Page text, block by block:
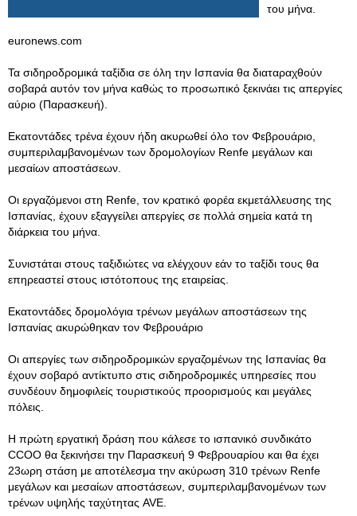
του μήνα.
euronews.com
Τα σιδηροδρομικά ταξίδια σε όλη την Ισπανία θα διαταραχθούν
σοβαρά αυτόν τον μήνα καθώς το προσωπικό ξεκινάει τις απεργίες
αύριο (Παρασκευή).
Εκατοντάδες τρένα έχουν ήδη ακυρωθεί όλο τον Φεβρουάριο,
συμπεριλαμβανομένων των δρομολογίων Renfe μεγάλων και
μεσαίων αποστάσεων.
Οι εργαζόμενοι στη Renfe, τον κρατικό φορέα εκμετάλλευσης της
Ισπανίας, έχουν εξαγγείλει απεργίες σε πολλά σημεία κατά τη
διάρκεια του μήνα.
Συνιστάται στους ταξιδιώτες να ελέγχουν εάν το ταξίδι τους θα
επηρεαστεί στους ιστότοπους της εταιρείας.
Εκατοντάδες δρομολόγια τρένων μεγάλων αποστάσεων της
Ισπανίας ακυρώθηκαν τον Φεβρουάριο
Οι απεργίες των σιδηροδρομικών εργαζομένων της Ισπανίας θα
έχουν σοβαρό αντίκτυπο στις σιδηροδρομικές υπηρεσίες που
συνδέουν δημοφιλείς τουριστικούς προορισμούς και μεγάλες
πόλεις.
Η πρώτη εργατική δράση που κάλεσε το ισπανικό συνδικάτο
CCOO θα ξεκινήσει την Παρασκευή 9 Φεβρουαρίου και θα έχει
23ωρη στάση με αποτέλεσμα την ακύρωση 310 τρένων Renfe
μεγάλων και μεσαίων αποστάσεων, συμπεριλαμβανομένων των
τρένων υψηλής ταχύτητας AVE.